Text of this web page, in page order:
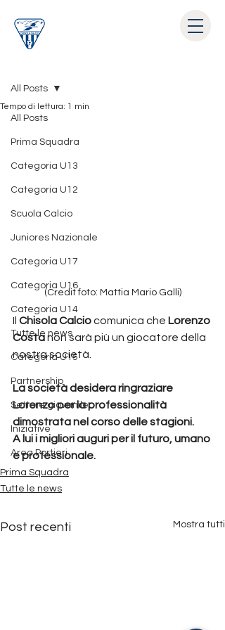
All Posts
Prima Squadra
Categoria U13
Categoria U12
Scuola Calcio
Juniores Nazionale
Categoria U17
Categoria U16
Categoria U14
Tutte le news
Categoria U15
Partnership
Settore giovanile
Iniziative
Area Portieri
All Posts
Tempo di lettura: 1 min
(Credit foto: Mattia Mario Galli)
Il Chisola Calcio comunica che Lorenzo
Costa non sarà più un giocatore della
nostra società.
La società desidera ringraziare
Lorenzo per la professionalità
dimostrata nel corso delle stagioni.
A lui i migliori auguri per il futuro, umano
e professionale.
Prima Squadra
Tutte le news
Post recenti Mostra tutti